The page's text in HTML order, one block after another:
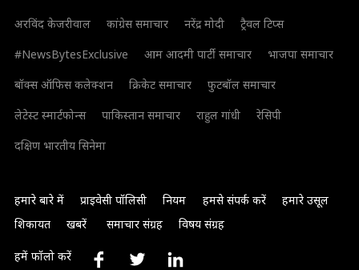
अरविंद केजरीवाल कांग्रेस समाचार नरेंद्र मोदी
ट्रैवल टिप्स
#NewsBytesExclusive
आम आदमी पार्टी समाचार
भाजपा समाचार
बॉक्स ऑफिस कलेक्शन
क्रिकेट समाचार
फुटबॉल समाचार
लेटेस्ट स्मार्टफोन्स
पाकिस्तान समाचार राहुल गांधी
रेसिपी
दक्षिण भारतीय सिनेमा
हमारे बारे में प्राइवेसी पॉलिसी नियम हमसे संपर्क करें
हमारे उसूल
शिकायत
खबरें समाचार संग्रह विषय संग्रह
हमें फॉलो करें